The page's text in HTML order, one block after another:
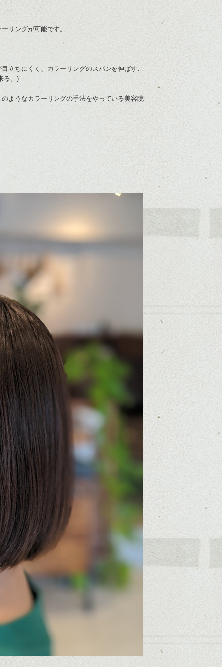
リングが可能です。
立ちにくく、カラーリングのスパンを伸ばすこ
る。)
ようなカラーリングの手法をやっている美容院